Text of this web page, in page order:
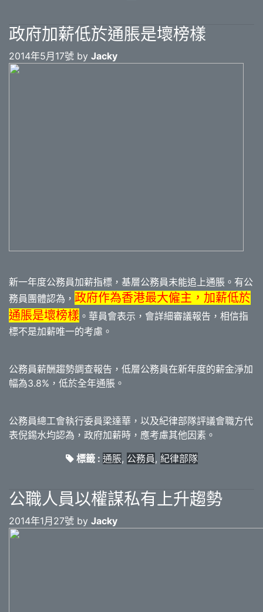
政府加薪低於通脹是壞榜樣
2014年5月17號 by Jacky
新一年度公務員加薪指標，基層公務員未能追上通脹。有公
務員團體認為， 政府作為香港最大僱主，加薪低於
通脹是壞榜樣 。華員會表示，會詳細審議報告，相信指
標不是加薪唯一的考慮。
公務員薪酬趨勢調查報告，低層公務員在新年度的薪金淨加
幅為3.8%，低於全年通脹。
公務員總工會執行委員梁達華，以及紀律部隊評議會職方代
表倪錫水均認為，政府加薪時，應考慮其他因素。
標籤 : 通脹, 公務員, 紀律部隊
公職人員以權謀私有上升趨勢
2014年1月27號 by Jacky